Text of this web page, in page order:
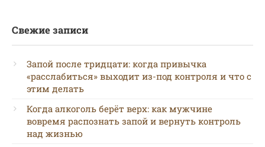
Свежие записи
Запой после тридцати: когда привычка
«расслабиться» выходит из-под контроля и что с
этим делать
Когда алкоголь берёт верх: как мужчине
вовремя распознать запой и вернуть контроль
над жизнью